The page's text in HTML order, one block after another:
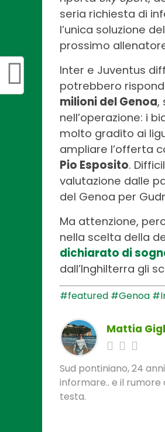
seria richiesta di
l’unica soluzione
prossimo
Inter e Juventus
potrebbero
milioni del Genoa,
nell’operazione: i
molto gradito ai
ampliare l’offerta
Pio Esposito.
valutazione dalle
del Genoa per
Ma attenzione,
nella scelta della
dichiarato di
dall’Inghilterra gli
#featured #Genoa
Mattia
Sud pontiniano, 24
informare.. e il
testa.